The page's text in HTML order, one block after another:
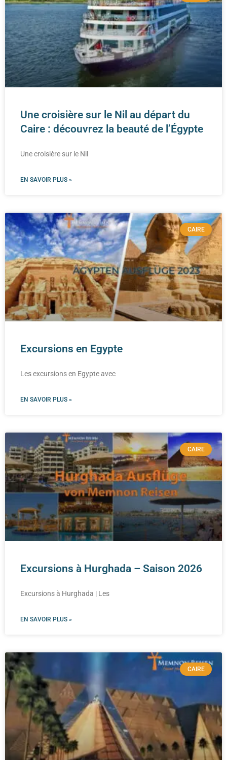
Une croisière sur le Nil au départ du
Caire : découvrez la beauté de l’Égypte
Une croisière sur le Nil
EN SAVOIR PLUS »
CAIRE
Excursions en Egypte
Les excursions en Egypte avec
EN SAVOIR PLUS »
CAIRE
Excursions à Hurghada – Saison 2026
Excursions à Hurghada | Les
EN SAVOIR PLUS »
CAIRE